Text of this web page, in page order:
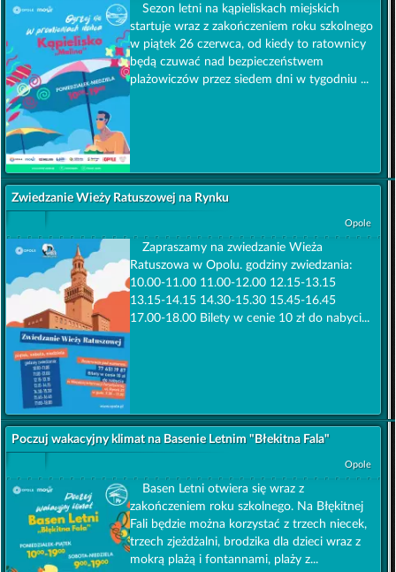
Sezon letni na kąpieliskach miejskich
startuje wraz z zakończeniem roku szkolnego
w piątek 26 czerwca, od kiedy to ratownicy
będą czuwać nad bezpieczeństwem
plażowiczów przez siedem dni w tygodniu ...
Zwiedzanie Wieży Ratuszowej na Rynku
Opole
Zapraszamy na zwiedzanie Wieża
Ratuszowa w Opolu. godziny zwiedzania:
10.00-11.00 11.00-12.00 12.15-13.15
13.15-14.15 14.30-15.30 15.45-16.45
17.00-18.00 Bilety w cenie 10 zł do nabyci...
Poczuj wakacyjny klimat na Basenie Letnim "Błekitna Fala"
Opole
Basen Letni otwiera się wraz z
zakończeniem roku szkolnego. Na Błękitnej
Fali będzie można korzystać z trzech niecek,
trzech zjeżdżalni, brodzika dla dzieci wraz z
mokrą plażą i fontannami, plaży z...